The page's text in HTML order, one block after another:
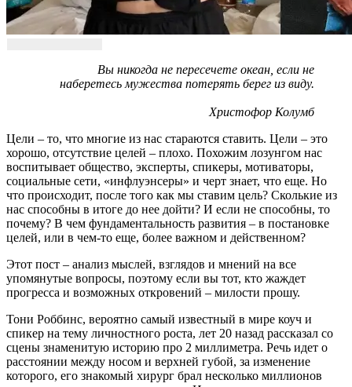
Вы никогда не пересечете океан, если не
наберетесь мужества потерять берег из виду.
Христофор Колумб
Цели – то, что многие из нас стараются ставить. Цели – это
хорошо, отсутствие целей – плохо. Похожим лозунгом нас
воспитывает общество, эксперты, спикеры, мотиваторы,
социальные сети, «инфлуэнсеры» и черт знает, что еще. Но
что происходит, после того как мы ставим цель? Сколькие из
нас способны в итоге до нее дойти? И если не способны, то
почему? В чем фундаментальность развития – в постановке
целей, или в чем-то еще, более важном и действенном?
Этот пост – анализ мыслей, взглядов и мнений на все
упомянутые вопросы, поэтому если вы тот, кто жаждет
прогресса и возможных откровений – милости прошу.
Тони Роббинс, вероятно самый известный в мире коуч и
спикер на тему личностного роста, лет 20 назад рассказал со
сцены знаменитую историю про 2 миллиметра. Речь идет о
расстоянии между носом и верхней губой, за изменение
которого, его знакомый хирург брал несколько миллионов